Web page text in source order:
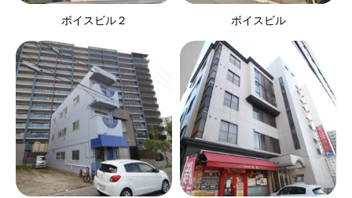
ボイスビル２ ボイスビル